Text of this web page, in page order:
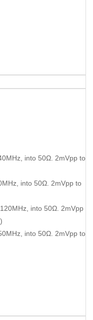
into 50Ω. 2mVpp to
into 50Ω. 2mVpp to
into 50Ω. 2mVpp
into 50Ω. 2mVpp to